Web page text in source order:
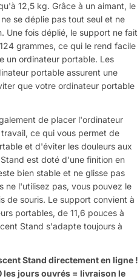
12,5 kg. Grâce à un aimant, le
se déplie pas tout seul et ne
Une fois déplié, le support ne fait
grammes, ce qui le rend facile
un ordinateur portable. Les
portable assurent une
que votre ordinateur portable
de placer l'ordinateur
ce qui vous permet de
et d'éviter les douleurs aux
est doté d'une finition en
bien stable et ne glisse pas
ne l'utilisez pas, vous pouvez le
de souris. Le support convient à
portables, de 11,6 pouces à
Stand s'adapte toujours à
Stand directement en ligne !
les jours ouvrés = livraison le